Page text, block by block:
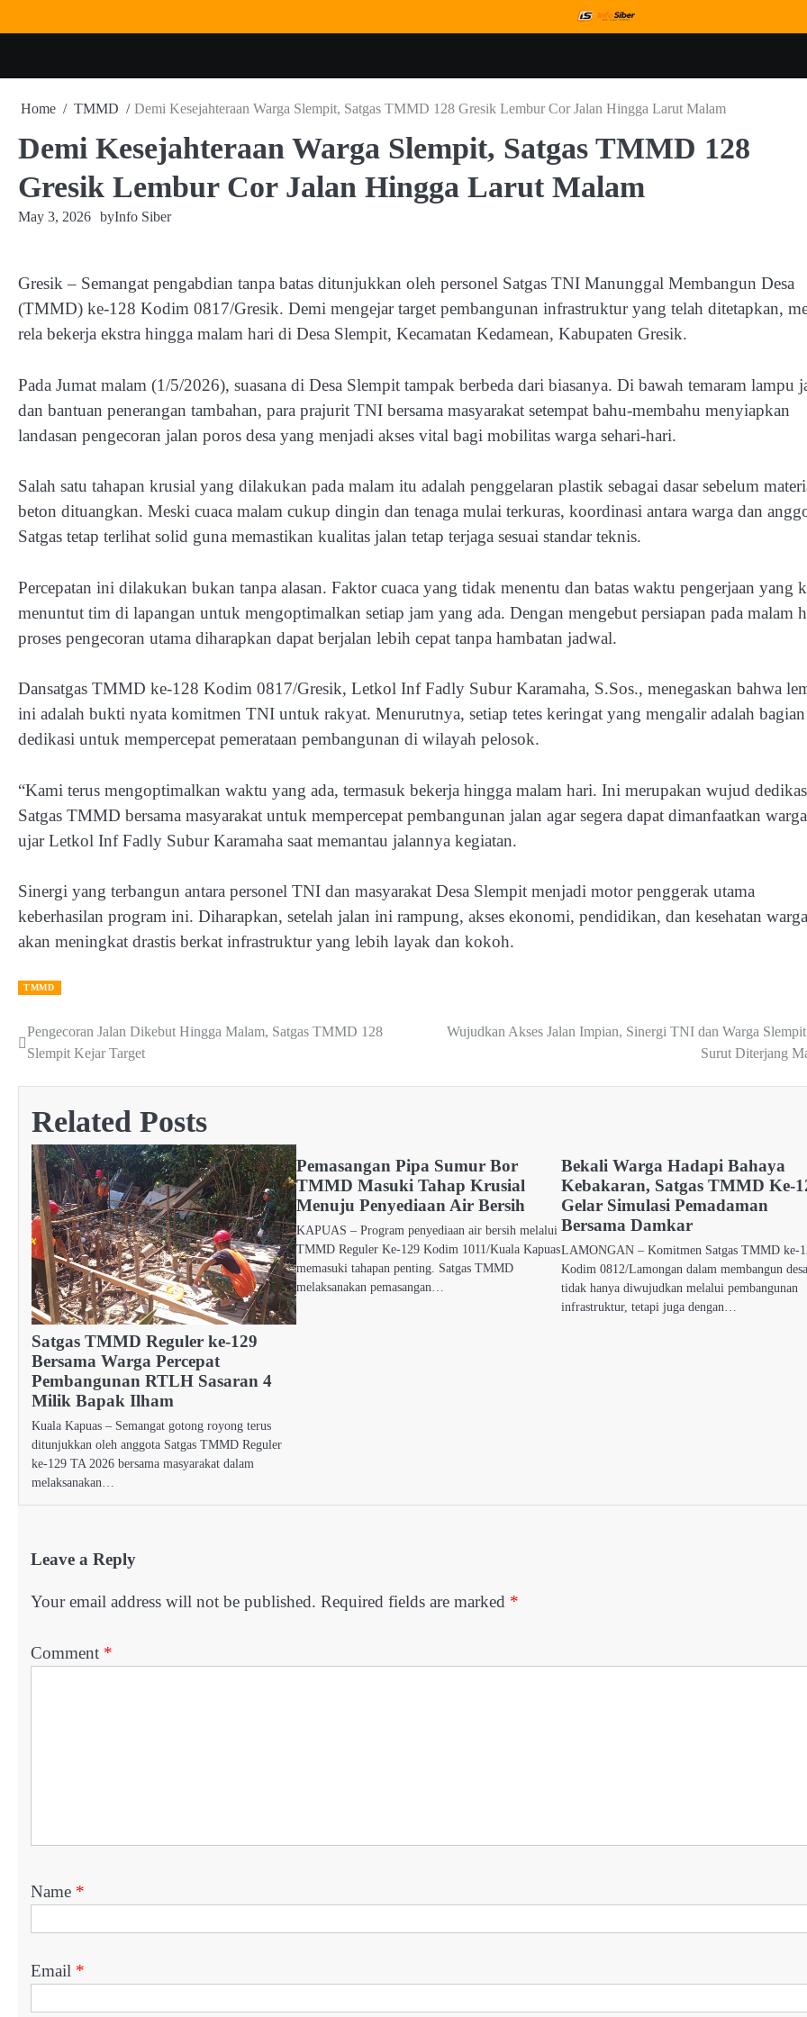
to
Home TMMD Demi Kesejahteraan Warga Slempit, Satgas TMMD 128 Gresik Lembur Cor Jalan Hingga Larut Malam
Demi Kesejahteraan Warga Slempit, Satgas TMMD 128
Gresik Lembur Cor Jalan Hingga Larut Malam
May 3, 2026 byInfo Siber
Gresik – Semangat pengabdian tanpa batas ditunjukkan oleh personel Satgas TNI Manunggal Membangun Desa
(TMMD) ke-128 Kodim 0817/Gresik. Demi mengejar target pembangunan infrastruktur yang telah ditetapkan,
rela bekerja ekstra hingga malam hari di Desa Slempit, Kecamatan Kedamean, Kabupaten Gresik.
Pada Jumat malam (1/5/2026), suasana di Desa Slempit tampak berbeda dari biasanya. Di bawah temaram lampu
dan bantuan penerangan tambahan, para prajurit TNI bersama masyarakat setempat bahu-membahu menyiapkan
landasan pengecoran jalan poros desa yang menjadi akses vital bagi mobilitas warga sehari-hari.
Salah satu tahapan krusial yang dilakukan pada malam itu adalah penggelaran plastik sebagai dasar sebelum
beton dituangkan. Meski cuaca malam cukup dingin dan tenaga mulai terkuras, koordinasi antara warga dan
Satgas tetap terlihat solid guna memastikan kualitas jalan tetap terjaga sesuai standar teknis.
Percepatan ini dilakukan bukan tanpa alasan. Faktor cuaca yang tidak menentu dan batas waktu pengerjaan yang
menuntut tim di lapangan untuk mengoptimalkan setiap jam yang ada. Dengan mengebut persiapan pada malam
proses pengecoran utama diharapkan dapat berjalan lebih cepat tanpa hambatan jadwal.
Dansatgas TMMD ke-128 Kodim 0817/Gresik, Letkol Inf Fadly Subur Karamaha, S.Sos., menegaskan bahwa
ini adalah bukti nyata komitmen TNI untuk rakyat. Menurutnya, setiap tetes keringat yang mengalir adalah
dedikasi untuk mempercepat pemerataan pembangunan di wilayah pelosok.
“Kami terus mengoptimalkan waktu yang ada, termasuk bekerja hingga malam hari. Ini merupakan wujud
Satgas TMMD bersama masyarakat untuk mempercepat pembangunan jalan agar segera dapat dimanfaatkan
ujar Letkol Inf Fadly Subur Karamaha saat memantau jalannya kegiatan.
Sinergi yang terbangun antara personel TNI dan masyarakat Desa Slempit menjadi motor penggerak utama
keberhasilan program ini. Diharapkan, setelah jalan ini rampung, akses ekonomi, pendidikan, dan kesehatan warga
akan meningkat drastis berkat infrastruktur yang lebih layak dan kokoh.
TMMD
Post
Pengecoran Jalan Dikebut Hingga Malam, Satgas TMMD 128
Slempit Kejar Target
Wujudkan Akses Jalan Impian, Sinergi TNI dan Warga
Surut Diterjang
Related Posts
Satgas TMMD Reguler ke-129
Bersama Warga Percepat
Pembangunan RTLH Sasaran 4
Milik Bapak Ilham
Kuala Kapuas – Semangat gotong royong terus
ditunjukkan oleh anggota Satgas TMMD Reguler
ke-129 TA 2026 bersama masyarakat dalam
melaksanakan…
Pemasangan Pipa Sumur Bor
TMMD Masuki Tahap Krusial
Menuju Penyediaan Air Bersih
KAPUAS – Program penyediaan air bersih melalui
TMMD Reguler Ke-129 Kodim 1011/Kuala Kapuas
memasuki tahapan penting. Satgas TMMD
melaksanakan pemasangan…
Bekali Warga Hadapi Bahaya
Kebakaran, Satgas TMMD Ke-
Gelar Simulasi Pemadaman
Bersama Damkar
LAMONGAN – Komitmen Satgas TMMD ke-
Kodim 0812/Lamongan dalam membangun
tidak hanya diwujudkan melalui pembangunan
infrastruktur, tetapi juga dengan…
Leave a Reply
Your email address will not be published. Required fields are marked *
Comment *
Name *
Email *